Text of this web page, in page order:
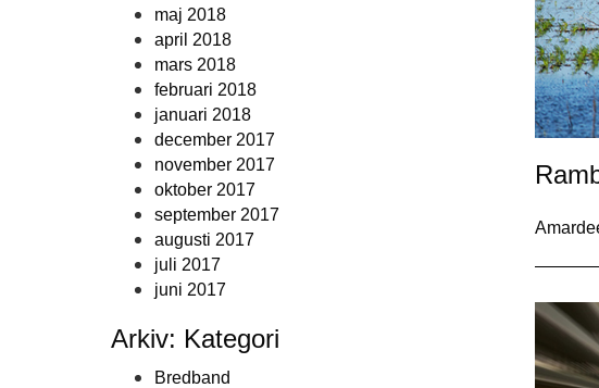
maj 2018
april 2018
mars 2018
februari 2018
januari 2018
december 2017
november 2017
oktober 2017
september 2017
augusti 2017
juli 2017
juni 2017
Arkiv: Kategori
Bredband